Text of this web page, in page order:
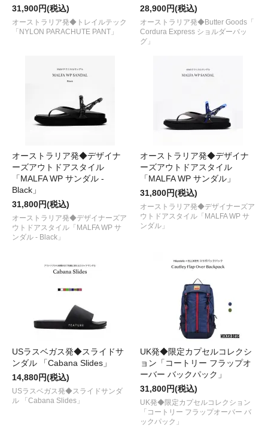
31,900円(税込)
オーストラリア発◆トレイルテック
「NYLON PARACHUTE PANT」
28,900円(税込)
オーストラリア発◆Butter Goods「
Cordura Express ショルダーバッ
グ」
オーストラリア発◆デザイナ
ーズアウトドアスタイル
「MALFA WP サンダル -
Black」
31,800円(税込)
オーストラリア発◆デザイナーズア
ウトドアスタイル「MALFA WP サ
ンダル - Black」
オーストラリア発◆デザイナ
ーズアウトドアスタイル
「MALFA WP サンダル」
31,800円(税込)
オーストラリア発◆デザイナーズア
ウトドアスタイル「MALFA WP サ
ンダル」
USラスベガス発◆スライドサ
ンダル 「Cabana Slides」
14,880円(税込)
USラスベガス発◆スライドサンダ
ル 「Cabana Slides」
UK発◆限定カプセルコレクシ
ョン「コートリー フラップオ
ーバー バックパック」
31,800円(税込)
UK発◆限定カプセルコレクション
「コートリー フラップオーバー バ
ックパック」